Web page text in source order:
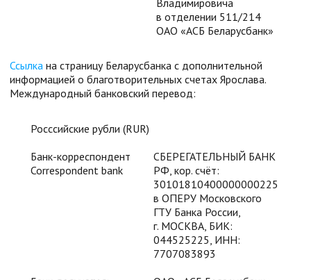
в отделении 511/214
ОАО «АСБ Беларусбанк»
Ссылка на страницу Беларусбанка с дополнительной
информацией о благотворительных счетах Ярослава.
Международный банковский перевод:
Росссийские рубли (RUR)
Банк-корреспондент
Correspondent bank
СБЕРЕГАТЕЛЬНЫЙ БАНК
РФ, кор. счёт:
30101810400000000225
в ОПЕРУ Московского
ГТУ Банка России,
г. МОСКВА, БИК:
044525225, ИНН:
7707083893